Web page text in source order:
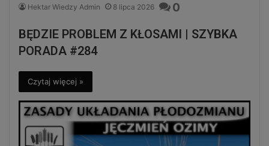
Hektar Wiedzy Admin 8 lipca 2026 0
BĘDZIE PROBLEM Z KŁOSAMI | SZYBKA
PORADA #284
Czytaj więcej »